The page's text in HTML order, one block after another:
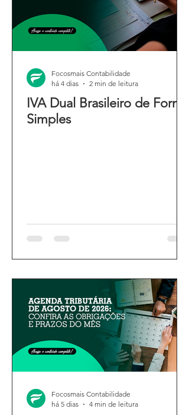
IVA Dual Brasileiro de Forma
Simples
Focosmais Contabilidade
há 4 dias
2 min de leitura
Focosmais Contabilidade
há 5 dias
4 min de leitura